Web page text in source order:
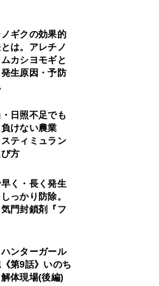
ギクの効果的
は。アレチノ
カシヨモギと
生原因・予防
日照不足でも
けない農業
ティミュラン
方
く・長く発生
っかり防除。
門封鎖剤『フ
ハンターガール
第9話》いのち
体現場(後編)